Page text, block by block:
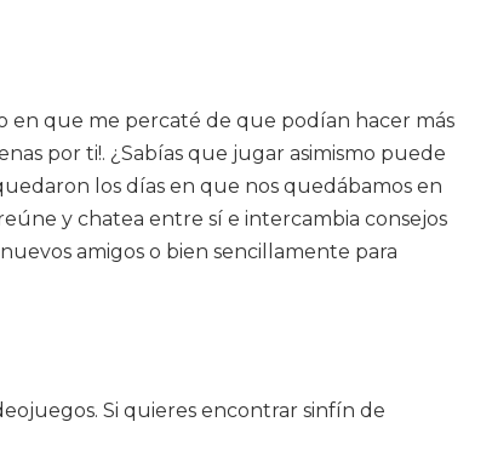
en que me percaté de que podían hacer más
por ti!. ¿Sabías que jugar asimismo puede
los días en que nos quedábamos en
y chatea entre sí e intercambia consejos
amigos o bien sencillamente para
Si quieres encontrar sinfín de